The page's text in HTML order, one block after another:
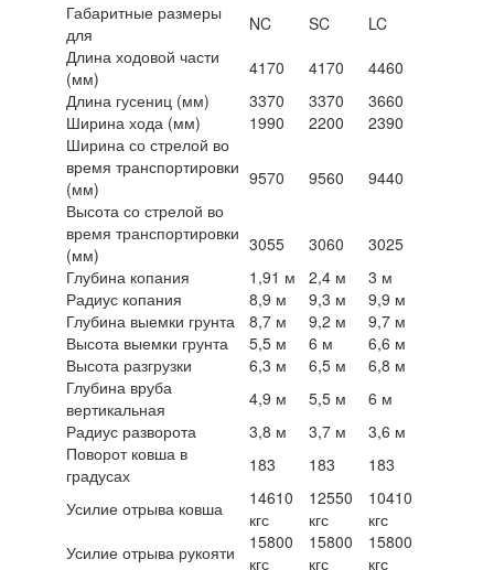
Габаритные размеры
для
NC SC
LC
Длина ходовой части
(мм)
4170 4170
4460
Длина гусениц (мм)
3370 3370
3660
Ширина хода (мм)
1990 2200
2390
Ширина со стрелой во
время транспортировки
(мм)
9570 9560
9440
Высота со стрелой во
время транспортировки
(мм)
3055 3060
3025
Глубина копания
1,91 м 2,4 м
3 м
Радиус копания
8,9 м 9,3 м
9,9 м
Глубина выемки грунта
8,7 м 9,2 м
9,7 м
Высота выемки грунта
5,5 м 6 м
6,6 м
Высота разгрузки
6,3 м 6,5 м
6,8 м
Глубина вруба
вертикальная
4,9 м 5,5 м
6 м
Радиус разворота
3,8 м 3,7 м
3,6 м
Поворот ковша в
градусах
183 183
183
Усилие отрыва ковша
14610
кгс
12550
кгс
10410
кгс
Усилие отрыва рукояти
15800
кгс
15800
кгс
15800
кгс